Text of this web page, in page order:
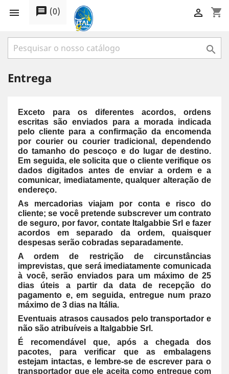
 message (0) shopping_cart


Entrega
Exceto para os diferentes acordos, ordens
escritas são enviados para a morada indicada
pelo cliente para a confirmação da encomenda
por courier ou courier tradicional, dependendo
do tamanho do pescoço e do lugar de destino.
Em seguida, ele solicita que o cliente verifique os
dados digitados antes de enviar a ordem e a
comunicar, imediatamente, qualquer alteração de
endereço.
As mercadorias viajam por conta e risco do
cliente; se você pretende subscrever um contrato
de seguro, por favor, contate Italgabbie Srl e fazer
acordos em separado da ordem, quaisquer
despesas serão cobradas separadamente.
A ordem de restrição de circunstâncias
imprevistas, que será imediatamente comunicada
à você, serão enviados para um máximo de 25
dias úteis a partir da data de recepção do
pagamento e, em seguida, entregue num prazo
máximo de 3 dias na Itália.
Eventuais atrasos causados pelo transportador e
não são atribuíveis a Italgabbie Srl.
É recomendável que, após a chegada dos
pacotes, para verificar que as embalagens
estejam intactas, e lembre-se de escrever para o
transportador que ele aceita como entregue com